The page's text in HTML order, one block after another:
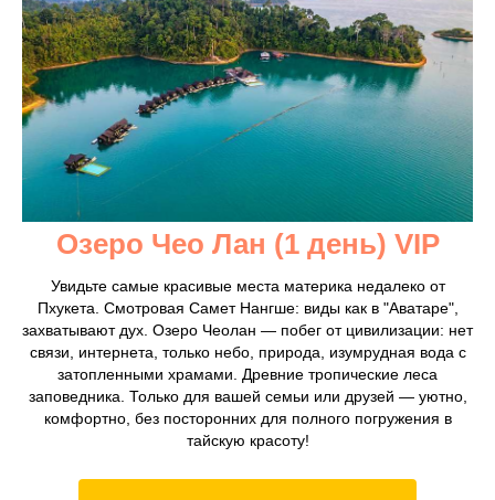
Озеро Чео Лан (1 день) VIP
Увидьте самые красивые места материка недалеко от
Пхукета. Смотровая Самет Нангше: виды как в "Аватаре",
захватывают дух. Озеро Чеолан — побег от цивилизации: нет
связи, интернета, только небо, природа, изумрудная вода с
затопленными храмами. Древние тропические леса
заповедника. Только для вашей семьи или друзей — уютно,
комфортно, без посторонних для полного погружения в
тайскую красоту!